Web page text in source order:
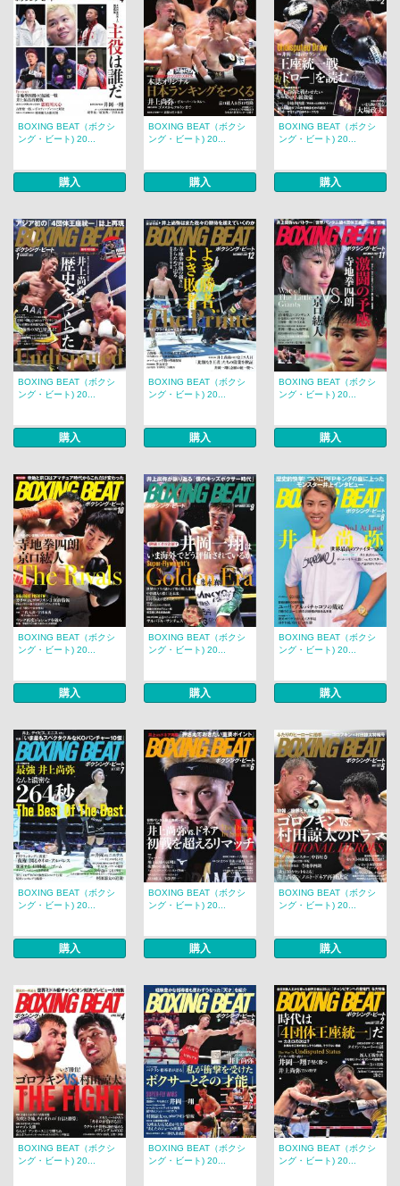
BOXING BEAT（ボクシ
ング・ビート) 20...
購入
BOXING BEAT（ボクシ
ング・ビート) 20...
購入
BOXING BEAT（ボクシ
ング・ビート) 20...
購入
BOXING BEAT（ボクシ
ング・ビート) 20...
購入
BOXING BEAT（ボクシ
ング・ビート) 20...
購入
BOXING BEAT（ボクシ
ング・ビート) 20...
購入
BOXING BEAT（ボクシ
ング・ビート) 20...
購入
BOXING BEAT（ボクシ
ング・ビート) 20...
購入
BOXING BEAT（ボクシ
ング・ビート) 20...
購入
BOXING BEAT（ボクシ
ング・ビート) 20...
購入
BOXING BEAT（ボクシ
ング・ビート) 20...
購入
BOXING BEAT（ボクシ
ング・ビート) 20...
購入
BOXING BEAT（ボクシ
ング・ビート) 20...
BOXING BEAT（ボクシ
ング・ビート) 20...
BOXING BEAT（ボクシ
ング・ビート) 20...